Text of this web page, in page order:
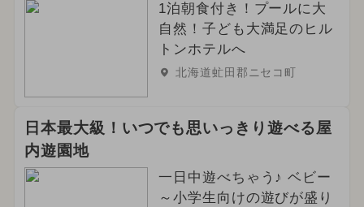
1泊朝食付き！プールに大
自然！子ども大満足のヒル
トンホテルへ
北海道虻田郡ニセコ町
日本最大級！いつでも思いっきり遊べる屋
内遊園地
一日中遊べちゃう♪ ベビー
～小学生向けの遊びが盛り